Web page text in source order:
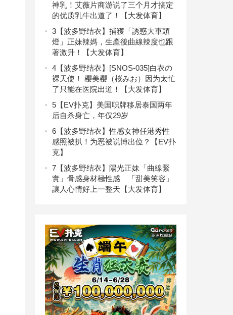
神乳！艾薇片商游说了三个月才搞定
的优质乳牛出道了！【大发体育】
3 【波多野结衣】捕獲「誘惑大車頭
燈」正妹辣媽，生產後曲線辣度也跟
著激升！【大发体育】
4 【波多野结衣】[SNOS-035]白衣の
裸天使！ 樱美樱（桜みお）因为太忙
了只能在医院出道！【大发体育】
5 【EV扑克】美国职牌移居泰国两年
后自杀身亡，年仅29岁
6 【波多野结衣】性感女神任港秀性
感照被扒！为恶被说博出位？【EV扑
克】
7 【波多野结衣】陽光正妹「曲線緊
實」骨感身材極性感 「甜美笑容」
讓人心情好上一整天【大发体育】